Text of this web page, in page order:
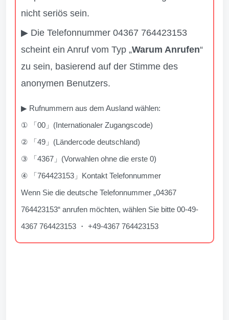
nicht seriös sein.
▶ Die Telefonnummer 04367 764423153
scheint ein Anruf vom Typ „Warum Anrufen“
zu sein, basierend auf der Stimme des
anonymen Benutzers.
▶ Rufnummern aus dem Ausland wählen:
① 「00」(Internationaler Zugangscode)
② 「49」(Ländercode deutschland)
③ 「4367」(Vorwahlen ohne die erste 0)
④ 「764423153」Kontakt Telefonnummer
Wenn Sie die deutsche Telefonnummer „04367
764423153“ anrufen möchten, wählen Sie bitte 00-49-
4367 764423153 ・ +49-4367 764423153